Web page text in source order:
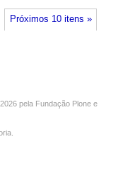
Próximos 10 itens »
pela Fundação Plone e